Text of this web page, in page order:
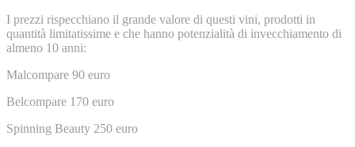
I prezzi rispecchiano il grande valore di questi vini, prodotti in
quantità limitatissime e che hanno potenzialità di invecchiamento di
almeno 10 anni:
Malcompare 90 euro
Belcompare 170 euro
Spinning Beauty 250 euro